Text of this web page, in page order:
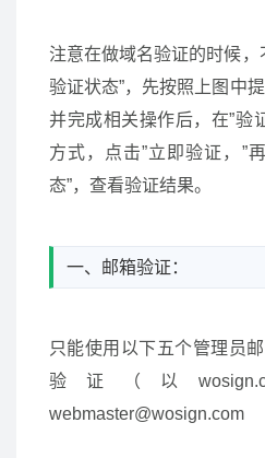
注意在做域名验证的时候，
验证状态”，先按照上图中
并完成相关操作后，在”验
方式，点击”立即验证，”
态”，查看验证结果。
一、邮箱验证：
只能使用以下五个管理员
验证（以
webmaster@wosign.com